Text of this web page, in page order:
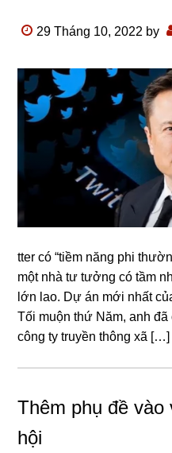
29 Tháng 10, 2022 by
tter có “tiềm năng phi
một nhà tư tưởng có tầm
lớn lao. Dự án mới nhất
Tối muộn thứ Năm, anh
công ty truyền thông xã […]
Thêm phụ đề vào
hội